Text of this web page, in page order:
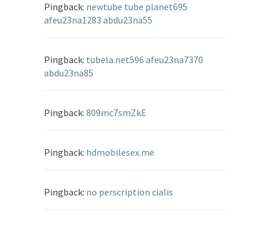
Pingback: newtube tube planet695
afeu23na1283 abdu23na55
Pingback: tubela.net596 afeu23na7370
abdu23na85
Pingback: 809mc7smZkE
Pingback: hdmobilesex.me
Pingback: no perscription cialis